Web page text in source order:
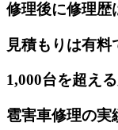
修理後に修理歴
見積もりは有料
1,000台を超え
雹害車修理の実